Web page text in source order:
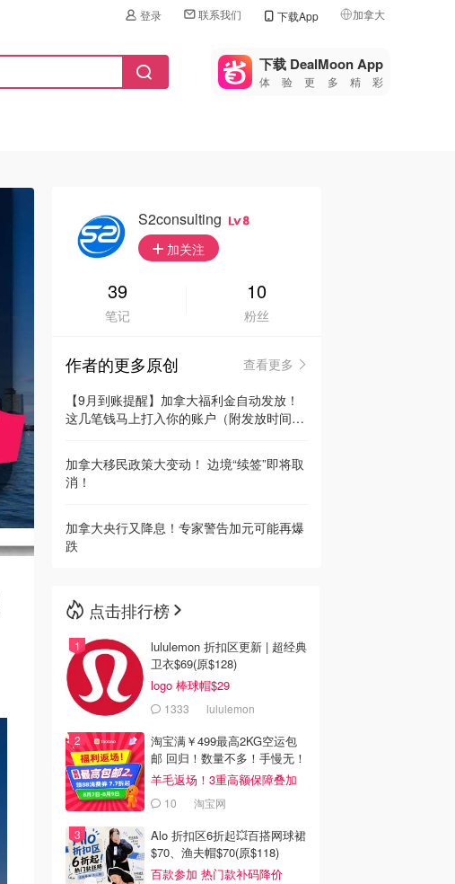
登录 联系我们 下载App 加拿大
🇺🇸
美国
🇨🇳中国
🇮🇹
🇦🇺
🇳🇿新西兰
下载 DealMoon App
体验更多精彩
S2consulting 8
加关注
39
笔记
10
粉丝
作者的更多原创
查看更多
【9月到账提醒】加拿大福利金自动发放！
这几笔钱马上打入你的账户（附发放时间
加拿大移民政策大变动！ 边境“续签”即将取
消！
加拿大央行又降息！专家警告加元可能再爆
跌
点击排行榜
lululemon 折扣区更新 | 超经典
卫衣$69(原$128)
logo 棒球帽$29
1333 lululemon
淘宝满￥499最高2KG空运包
邮 回归！数量不多！手慢无！
羊毛返场！3重高额保障叠加
10 淘宝网
Alo 折扣区6折起💥百搭网球裙
$70、渔夫帽$70(原$118)
百款参加 热门款补码降价